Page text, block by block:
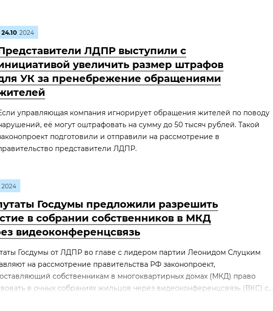
24.10 2024
ЛДПР выступили с
увеличить размер штрафов
УК за пренебрежение обращениями
управляющая компания игнорирует обращения жителей по поводу
её могут оштрафовать на сумму до 50 тысяч рублей. Такой
подготовили и отправили на рассмотрение в
представители ЛДПР.
2024
Госдумы предложили разрешить
в собрании собственников в МКД
видеоконференцсвязь
Госдумы от ЛДПР во главе с лидером партии Леонидом Слуцким
на рассмотрение правительства РФ законопроект,
собственникам в многоквартирных домах (МКД) право
в очных собраниях жильцов через видеоконференцсвязь (ВКС) с...